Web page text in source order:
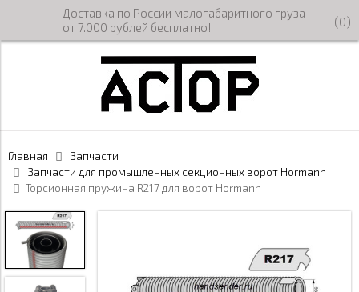
Доставка по России малогабаритного груза
от 7.000 рублей бесплатно!
(0)
Главная
Запчасти
Запчасти для промышленных секционных ворот Hormann
Торсионная пружина R217 для ворот Hormann